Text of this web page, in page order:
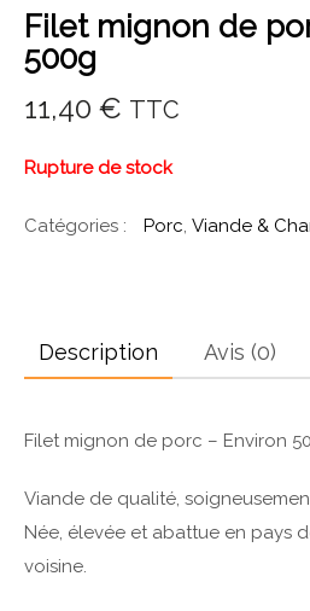
Filet mignon de
500g
11,40 € TTC
Rupture de stock
Catégories : Porc, Viande &
Description Avis (0)
Filet mignon de porc – Environ
Viande de qualité,
Née, élevée et abattue en pays
voisine.